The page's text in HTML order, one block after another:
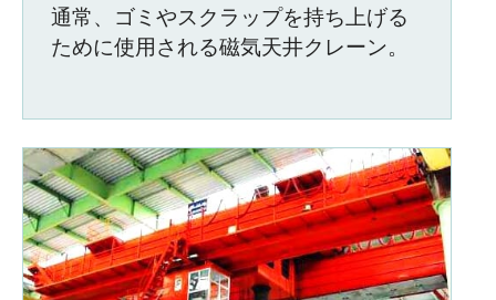
通常、ゴミやスクラップを持ち上げる
ために使用される磁気天井クレーン。